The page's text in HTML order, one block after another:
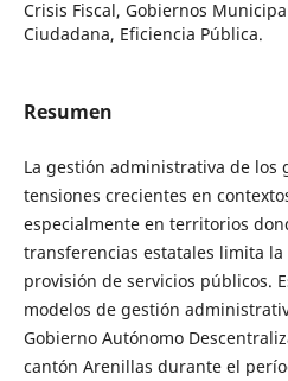
Crisis Fiscal, Gobiernos
Ciudadana, Eficiencia Pública.
Resumen
La gestión administrativa de los
tensiones crecientes en
especialmente en territorios
transferencias estatales limita
provisión de servicios públicos.
modelos de gestión
Gobierno Autónomo
cantón Arenillas durante el